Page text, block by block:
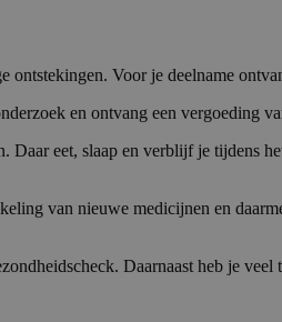
Voor je deelname
en ontvang een vergoeding
eet, slaap en verblijf je tijdens
van nieuwe medicijnen en
Daarnaast heb je